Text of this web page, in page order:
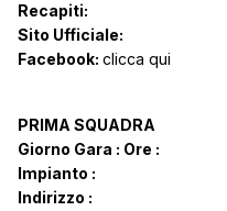
Recapiti:
Sito Ufficiale:
Facebook: clicca qui
PRIMA SQUADRA
Giorno Gara : Ore :
Impianto :
Indirizzo :